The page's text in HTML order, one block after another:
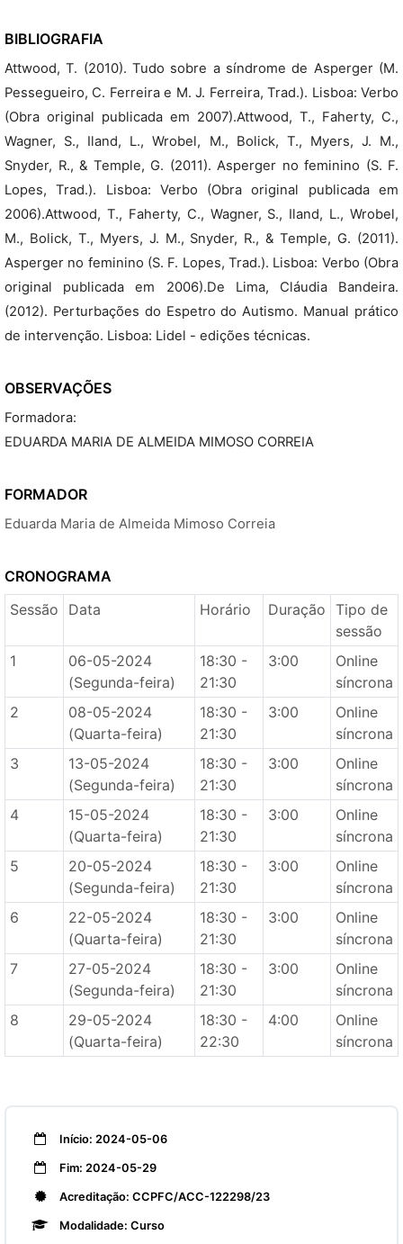
BIBLIOGRAFIA
Attwood, T. (2010). Tudo sobre a síndrome de Asperger (M.
Pessegueiro, C. Ferreira e M. J. Ferreira, Trad.). Lisboa: Verbo
(Obra original publicada em 2007).Attwood, T., Faherty, C.,
Wagner, S., Iland, L., Wrobel, M., Bolick, T., Myers, J. M.,
Snyder, R., & Temple, G. (2011). Asperger no feminino (S. F.
Lopes, Trad.). Lisboa: Verbo (Obra original publicada em
2006).Attwood, T., Faherty, C., Wagner, S., Iland, L., Wrobel,
M., Bolick, T., Myers, J. M., Snyder, R., & Temple, G. (2011).
Asperger no feminino (S. F. Lopes, Trad.). Lisboa: Verbo (Obra
original publicada em 2006).De Lima, Cláudia Bandeira.
(2012). Perturbações do Espetro do Autismo. Manual prático
de intervenção. Lisboa: Lidel - edições técnicas.
OBSERVAÇÕES
Formadora:
EDUARDA MARIA DE ALMEIDA MIMOSO CORREIA
FORMADOR
Eduarda Maria de Almeida Mimoso Correia
CRONOGRAMA
Sessão
Data Horário Duração Tipo de
sessão
1
06-05-2024
(Segunda-feira)
18:30 -
21:30
3:00
Online
síncrona
2
08-05-2024
(Quarta-feira)
18:30 -
21:30
3:00
Online
síncrona
3
13-05-2024
(Segunda-feira)
18:30 -
21:30
3:00
Online
síncrona
4
15-05-2024
(Quarta-feira)
18:30 -
21:30
3:00
Online
síncrona
5
20-05-2024
(Segunda-feira)
18:30 -
21:30
3:00
Online
síncrona
6
22-05-2024
(Quarta-feira)
18:30 -
21:30
3:00
Online
síncrona
7
27-05-2024
(Segunda-feira)
18:30 -
21:30
3:00
Online
síncrona
8
29-05-2024
(Quarta-feira)
18:30 -
22:30
4:00
Online
síncrona
Início: 2024-05-06
Fim: 2024-05-29
Acreditação: CCPFC/ACC-122298/23
Modalidade: Curso